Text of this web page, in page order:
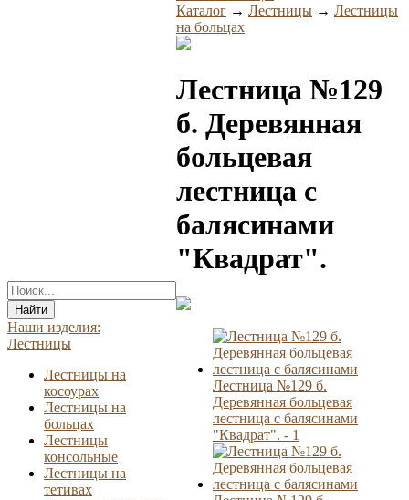
Найти
Наши изделия:
Лестницы
Лестницы на
косоурах
Лестницы на
больцах
Лестницы
консольные
Лестницы на
тетивах
Каталог → Лестницы → Лестницы
на больцах
Лестница №129
б. Деревянная
больцевая
лестница с
балясинами
"Квадрат".
Лестница №129 б.
Деревянная больцевая
лестница с балясинами
"Квадрат". - 1